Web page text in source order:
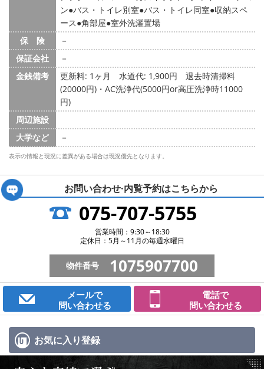
ン バス・トイレ別室 バス・トイレ同室 収納スペ
ース 角部屋 室外洗濯置場
保 険
－
保証会社
－
金銭備考
更新料: 1ヶ月 水道代: 1,900円
退去時清掃料
(20000円)・AC洗浄代(5000円or高圧洗浄時11000
円)
周辺施設
大学など
－
表示の情報と現況に差異がある場合は現況優先となります。
お問い合わせ·内覧予約はこちらから
075-707-5755
営業時間：9:30～18:30
定休日：5月～11月の毎週水曜日
物件番号 1075907700
メールで
問い合わせる
電話で
問い合わせる
お気に入り登録